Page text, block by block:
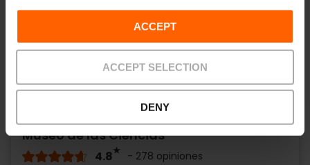
ACCEPT
ACCEPT SELECTION
DENY
Museo de las Ciencias
4.8 - 278 opiniones